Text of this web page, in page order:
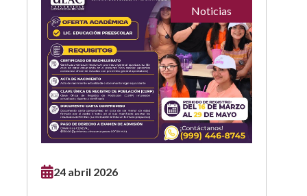
Noticias
24 abril 2026